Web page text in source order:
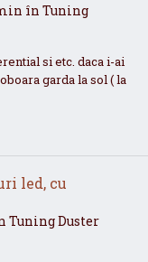
în Tuning
si etc. daca i-ai
garda la sol ( la
led, cu
Tuning Duster